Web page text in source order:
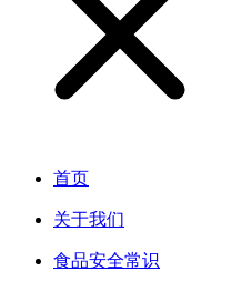
首页
关于我们
食品安全常识